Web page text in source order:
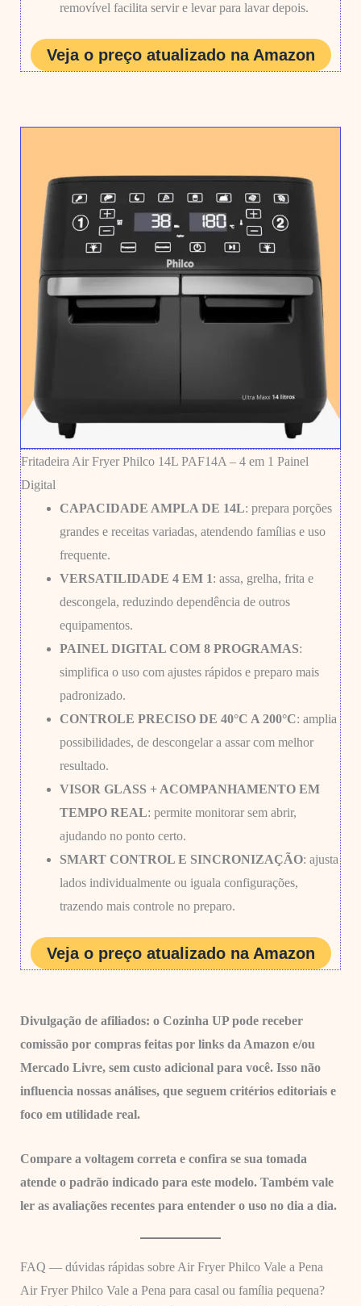
removível facilita servir e levar para lavar depois.
Veja o preço atualizado na Amazon
Fritadeira Air Fryer Philco 14L PAF14A – 4 em 1 Painel
Digital
CAPACIDADE AMPLA DE 14L: prepara porções
grandes e receitas variadas, atendendo famílias e uso
frequente.
VERSATILIDADE 4 EM 1: assa, grelha, frita e
descongela, reduzindo dependência de outros
equipamentos.
PAINEL DIGITAL COM 8 PROGRAMAS:
simplifica o uso com ajustes rápidos e preparo mais
padronizado.
CONTROLE PRECISO DE 40°C A 200°C: amplia
possibilidades, de descongelar a assar com melhor
resultado.
VISOR GLASS + ACOMPANHAMENTO EM
TEMPO REAL: permite monitorar sem abrir,
ajudando no ponto certo.
SMART CONTROL E SINCRONIZAÇÃO: ajusta
lados individualmente ou iguala configurações,
trazendo mais controle no preparo.
Veja o preço atualizado na Amazon
Divulgação de afiliados: o Cozinha UP pode receber
comissão por compras feitas por links da Amazon e/ou
Mercado Livre, sem custo adicional para você. Isso não
influencia nossas análises, que seguem critérios editoriais e
foco em utilidade real.
Compare a voltagem correta e confira se sua tomada
atende o padrão indicado para este modelo. Também vale
ler as avaliações recentes para entender o uso no dia a dia.
FAQ — dúvidas rápidas sobre Air Fryer Philco Vale a Pena
Air Fryer Philco Vale a Pena para casal ou família pequena?